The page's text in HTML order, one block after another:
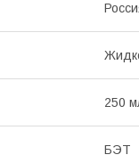
250
БЭТ